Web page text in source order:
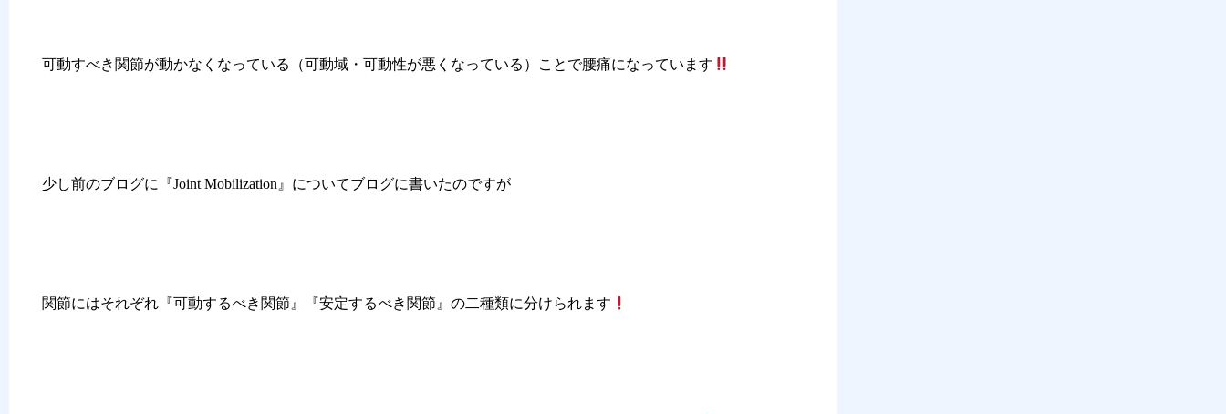
可動すべき関節が動かなくなっている（可動域・可動性が悪くなっている）ことで腰痛になっています
少し前のブログに『Joint Mobilization』についてブログに書いたのですが
関節にはそれぞれ『可動するべき関節』『安定するべき関節』の二種類に分けられます